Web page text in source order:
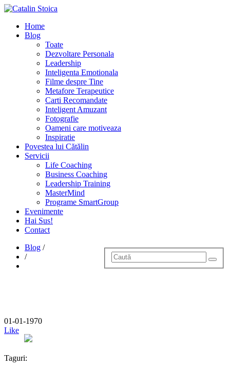
Home
Blog
Toate
Dezvoltare Personala
Leadership
Inteligenta Emotionala
Filme despre Tine
Metafore Terapeutice
Carti Recomandate
Inteligent Amuzant
Fotografie
Oameni care motiveaza
Inspiratie
Povestea lui Cătălin
Servicii
Life Coaching
Business Coaching
Leadership Training
MasterMind
Programe SmartGroup
Evenimente
Hai Sus!
Contact
Blog /
/
01-01-1970
Like
Taguri: